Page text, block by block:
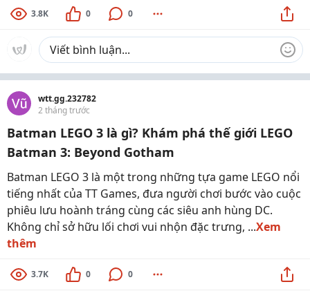
3.8K 0 0
wtt.gg.232782
2 tháng trước
Batman LEGO 3 là gì? Khám phá thế giới LEGO
Batman 3: Beyond Gotham
Batman LEGO 3 là một trong những tựa game LEGO nổi
tiếng nhất của TT Games, đưa người chơi bước vào cuộc
phiêu lưu hoành tráng cùng các siêu anh hùng DC.
Không chỉ sở hữu lối chơi vui nhộn đặc trưng, ...Xem
thêm
3.7K 0 0